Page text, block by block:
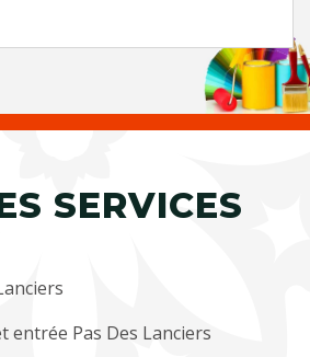
SERVICES
entrée Pas Des Lanciers